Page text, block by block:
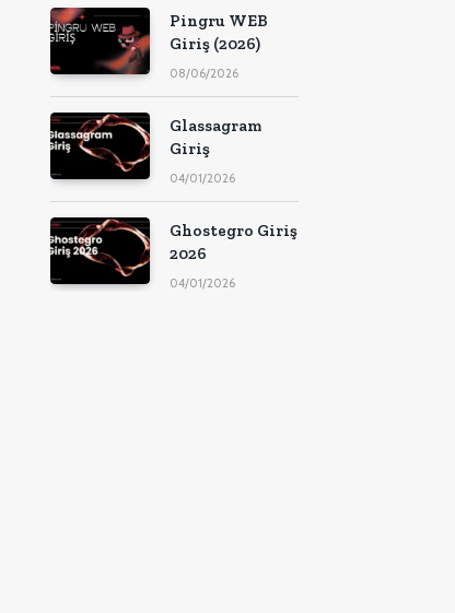
Pingru WEB
Giriş (2026)
08/06/2026
Glassagram
Giriş
04/01/2026
Ghostegro Giriş
2026
04/01/2026